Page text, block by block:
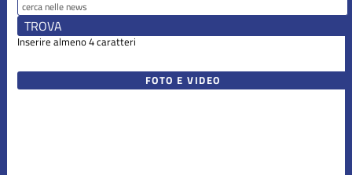
Inserire almeno 4 caratteri
FOTO E VIDEO